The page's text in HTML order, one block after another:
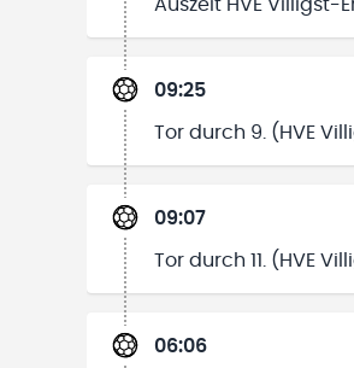
Auszeit HVE Villigst-
09:25
Tor durch 9. (HVE
09:07
Tor durch 11. (HVE
06:06